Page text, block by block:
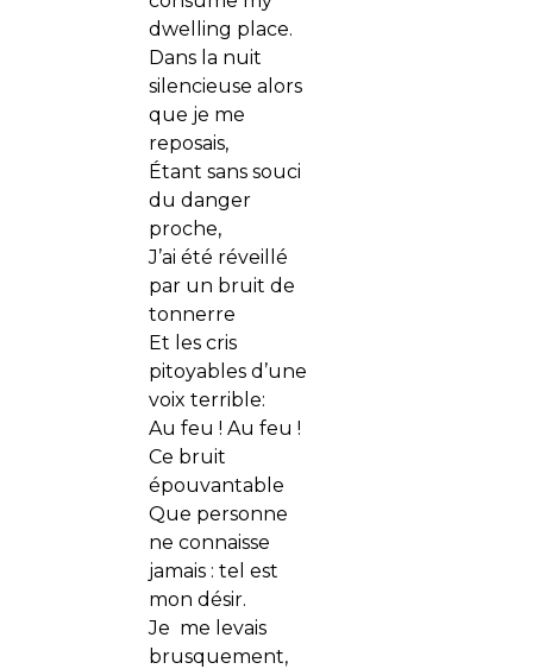
dwelling place.
Dans la nuit
silencieuse alors
que je me
reposais,
Étant sans souci
du danger
proche,
J’ai été réveillé
par un bruit de
tonnerre
Et les cris
pitoyables d’une
voix terrible:
Au feu ! Au feu !
Ce bruit
épouvantable
Que personne
ne connaisse
jamais : tel est
mon désir.
Je me levais
brusquement,